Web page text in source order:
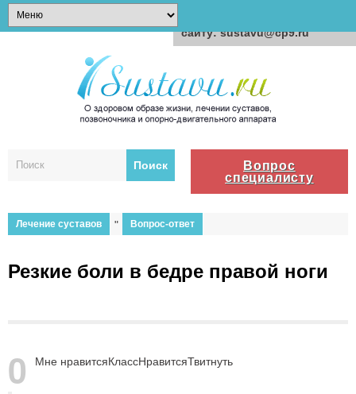
Вопрос
специалисту
Лечение суставов " Вопрос-ответ
Резкие боли в бедре правой ноги
0 Мне нравитсяКлассНравитсяТвитнуть
сайту: sustavu@cp9.ru